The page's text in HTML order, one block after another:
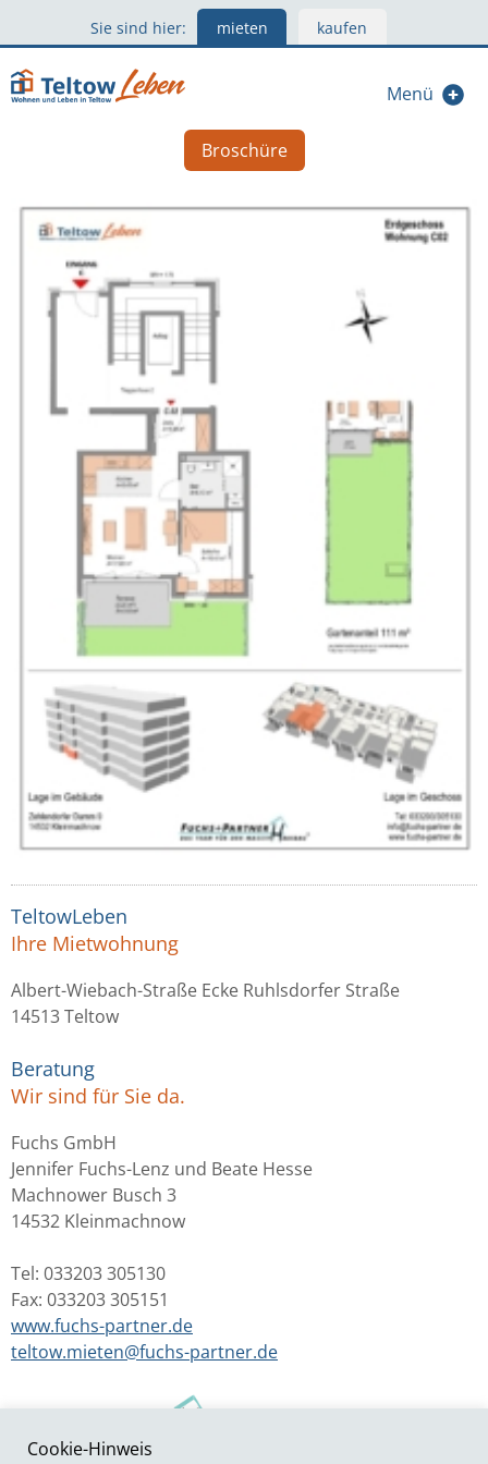
Sie sind hier: mieten kaufen
Menü
Broschüre
TeltowLeben
Ihre Mietwohnung
Albert-Wiebach-Straße Ecke Ruhlsdorfer Straße
14513 Teltow
Beratung
Wir sind für Sie da.
Fuchs GmbH
Jennifer Fuchs-Lenz und Beate Hesse
Machnower Busch 3
14532 Kleinmachnow
Tel: 033203 305130
Fax: 033203 305151
www.fuchs-partner.de
teltow.mieten@fuchs-partner.de
Cookie-Hinweis